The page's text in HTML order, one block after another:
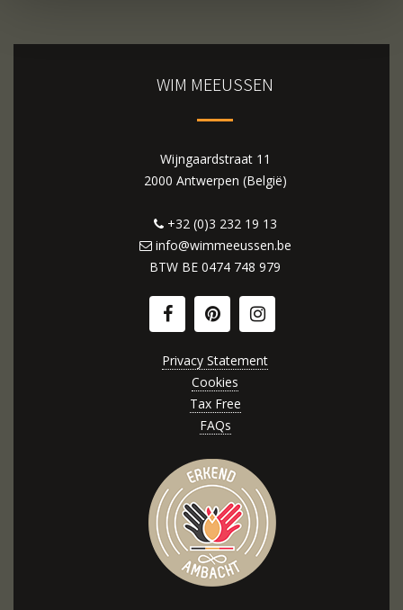
WIM MEEUSSEN
Wijngaardstraat 11
2000 Antwerpen (België)
+32 (0)3 232 19 13
info@wimmeeussen.be
BTW BE 0474 748 979
Privacy Statement
Cookies
Tax Free
FAQs